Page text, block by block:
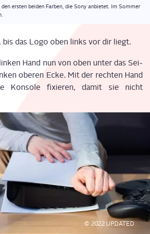
ers­ten bei­den Far­ben, die Sony anbie­tet. Im Som­mer
bis das Logo oben links vor dir liegt.
Hand nun von oben unter das Sei­
obe­ren Ecke. Mit der rech­ten Hand
Kon­so­le fixie­ren, damit sie nicht
© 2022 UPDATED